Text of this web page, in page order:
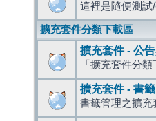
這裡是隨便測試
擴充套件分類下載區
擴充套件 - 公
「擴充套件分
擴充套件 - 書籤
書籤管理之擴充